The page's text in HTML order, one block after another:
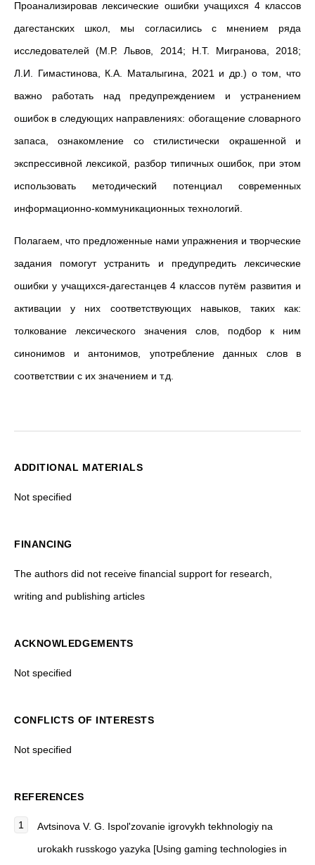
Проанализировав лексические ошибки учащихся 4 классов
дагестанских школ, мы согласились с мнением ряда
исследователей (М.Р.
Львов, 2014; Н.Т.
Мигранова, 2018;
Л.И.
Гимастинова, К.А.
Маталыгина, 2021 и др.) о том, что
важно работать над предупреждением и устранением
ошибок в следующих направлениях: обогащение словарного
запаса, ознакомление со стилистически окрашенной и
экспрессивной лексикой, разбор типичных ошибок, при этом
использовать методический потенциал современных
информационно-коммуникационных технологий.
Полагаем, что предложенные нами упражнения и творческие
задания помогут устранить и предупредить лексические
ошибки у учащихся-дагестанцев 4 классов путём развития и
активации у них соответствующих навыков, таких как:
толкование лексического значения слов, подбор к ним
синонимов и антонимов, употребление данных слов в
соответствии с их значением и т.д.
ADDITIONAL MATERIALS
Not specified
FINANCING
The authors did not receive financial support for research,
writing and publishing articles
ACKNOWLEDGEMENTS
Not specified
CONFLICTS OF INTERESTS
Not specified
REFERENCES
Avtsinova V. G. Ispol'zovanie igrovykh tekhnologiy na
urokakh russkogo yazyka [Using gaming technologies in